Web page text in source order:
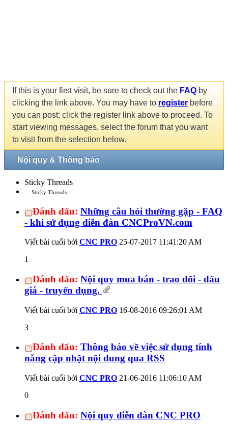
If this is your first visit, be sure to check out the FAQ by
clicking the link above. You may have to register before
you can post: click the register link above to proceed. To
start viewing messages, select the forum that you want
to visit from the selection below.
Nội quy & Thông báo
Sticky Threads
Sticky Threads
Đánh dấu: Những câu hỏi thường gặp - FAQ
- khi sử dụng diễn đàn CNCProVN.com
Viết bài cuối bởi CNC PRO 25-07-2017 11:41:20 AM
1
Đánh dấu: Nội quy mua bán - trao đổi - đấu
giá - truyển dụng.
Viết bài cuối bởi CNC PRO 16-08-2016 09:26:01 AM
3
Đánh dấu: Thông báo về việc sử dụng tính
năng cập nhật nội dung qua RSS
Viết bài cuối bởi CNC PRO 21-06-2016 11:06:10 AM
0
Đánh dấu: Nội quy diễn đàn CNC PRO